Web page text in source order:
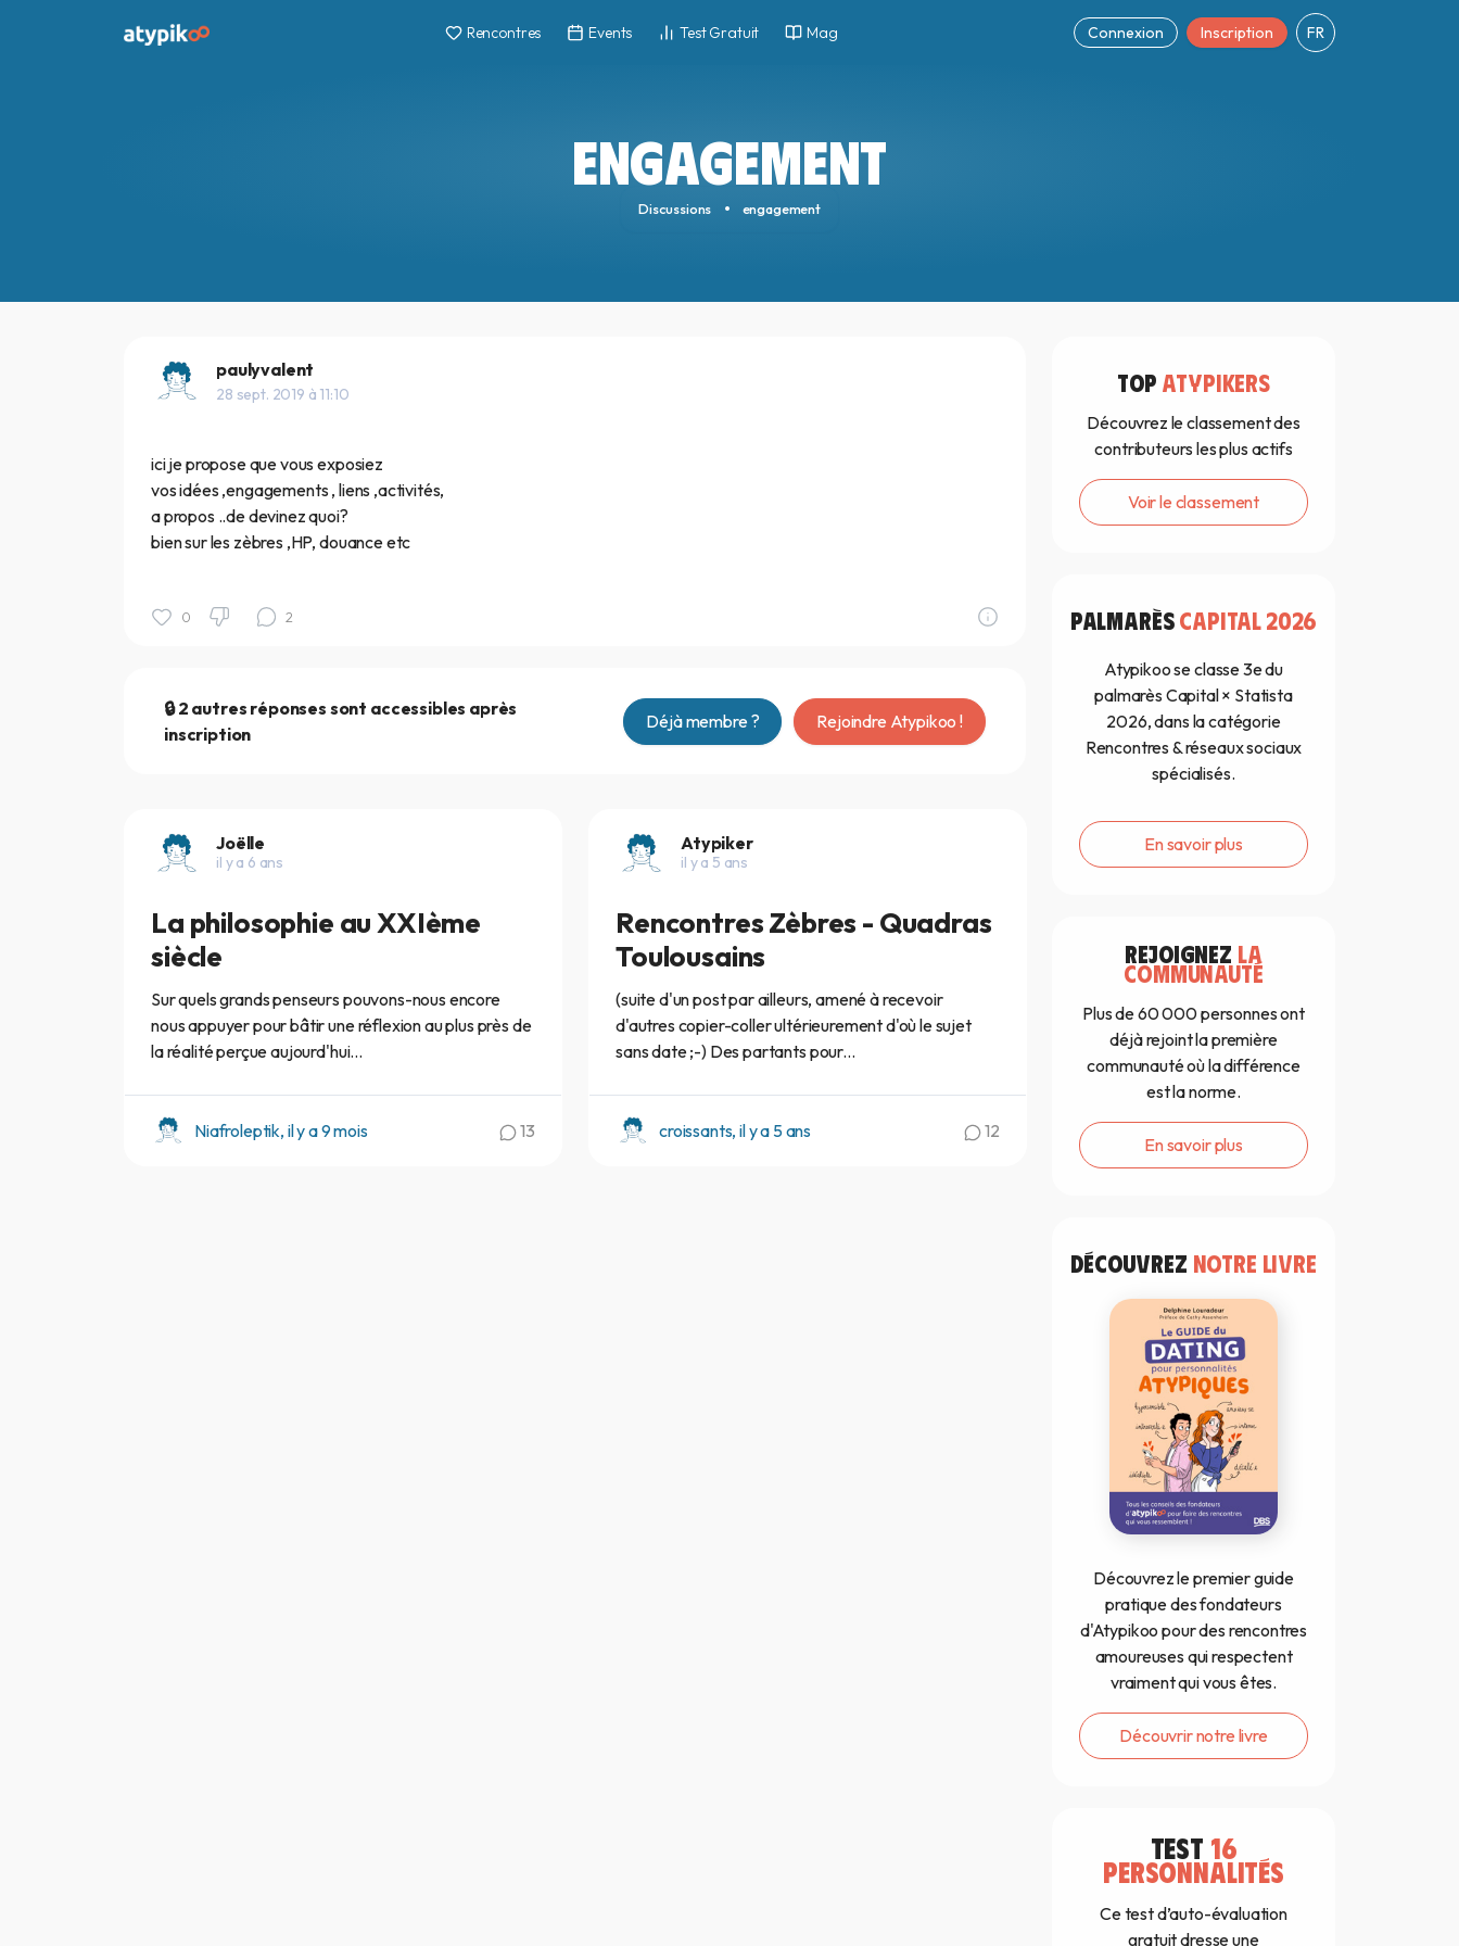
Connexion Inscription FR
Rencontres Events Test Gratuit Mag
ENGAGEMENT
Discussions engagement
paulyvalent
28 sept. 2019 à 11:10
ici je propose que vous exposiez
vos idées ,engagements , liens ,activités,
a propos ..de devinez quoi?
bien sur les zèbres ,HP, douance etc
0 2
🔒 2 autres réponses sont accessibles après
inscription
Déjà membre ? Rejoindre Atypikoo !
Joëlle
il y a 6 ans
La philosophie au XXIème
siècle
Sur quels grands penseurs pouvons-nous encore
nous appuyer pour bâtir une réflexion au plus près de
la réalité perçue aujourd'hui...
Niafroleptik, il y a 9 mois 13
Atypiker
il y a 5 ans
Rencontres Zèbres - Quadras
Toulousains
(suite d'un post par ailleurs, amené à recevoir
d'autres copier-coller ultérieurement d'où le sujet
sans date ;-) Des partants pour...
croissants, il y a 5 ans 12
TOP ATYPIKERS
Découvrez le classement des
contributeurs les plus actifs
Voir le classement
PALMARÈSCAPITAL 2026
Atypikoo se classe 3e du
palmarès Capital × Statista
2026, dans la catégorie
Rencontres & réseaux sociaux
spécialisés.
En savoir plus
REJOIGNEZ LA
COMMUNAUTÉ
Plus de 60 000 personnes ont
déjà rejoint la première
communauté où la différence
est la norme.
En savoir plus
DÉCOUVREZ NOTRE LIVRE
Découvrez le premier guide
pratique des fondateurs
d'Atypikoo pour des rencontres
amoureuses qui respectent
vraiment qui vous êtes.
Découvrir notre livre
TEST 16
PERSONNALITÉS
Ce test d’auto-évaluation
gratuit dresse une